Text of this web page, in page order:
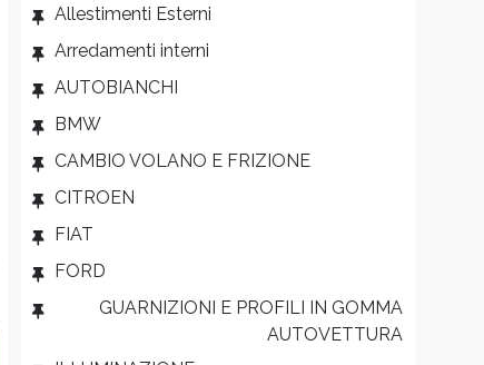
Allestimenti Esterni
Arredamenti interni
AUTOBIANCHI
BMW
CAMBIO VOLANO E FRIZIONE
CITROEN
FIAT
FORD
GUARNIZIONI E PROFILI IN GOMMA
AUTOVETTURA